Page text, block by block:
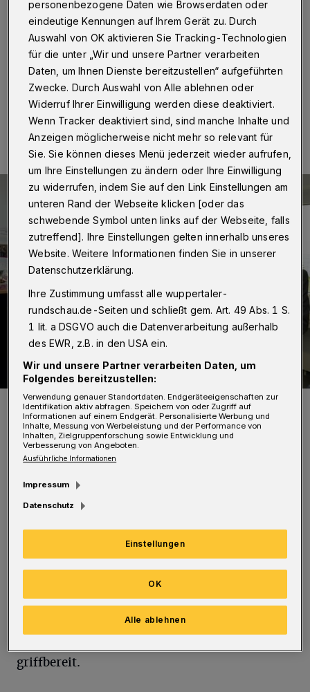
Wuppertal
Ab sofort werden Patienten aus allen acht
Einrichtungen der Diakonischen Altenhilfe Wuppertal
für einen Klinikaufenthalt mit einem von 25 speziellen
Patientenkoffern ausgestattet.
Eine Minute Lesezeit
Das Bild zeigt (von li.) Christine Vieweg und Cornelia-Maria Schott
(Geschäftsführerinnen der Diakonischen Altenhilfe), Donate
Degenhardt vom Qualitätsmanagement der Diakonischen Altenhilfe
sowie Jens Domke (Assistenz der Pflegedirektion des Helios-
Klinikums) und Norbert Palm, stellvertretender Helios-
Pflegedirektor.
Darin sind wichtige Dinge, nach denen oft
lange gesucht wird — etwa
Krankenversicherungskarte,
Patientenverfügung, Tabletten, Brille,
griffbereit.
personenbezogene Daten wie Browserdaten oder
eindeutige Kennungen auf Ihrem Gerät zu. Durch
Auswahl von OK aktivieren Sie Tracking-Technologien
für die unter „Wir und unsere Partner verarbeiten
Daten, um Ihnen Dienste bereitzustellen“ aufgeführten
Zwecke. Durch Auswahl von Alle ablehnen oder
Widerruf Ihrer Einwilligung werden diese deaktiviert.
Wenn Tracker deaktiviert sind, sind manche Inhalte und
Anzeigen möglicherweise nicht mehr so relevant für
Sie. Sie können dieses Menü jederzeit wieder aufrufen,
um Ihre Einstellungen zu ändern oder Ihre Einwilligung
zu widerrufen, indem Sie auf den Link Einstellungen am
unteren Rand der Webseite klicken [oder das
schwebende Symbol unten links auf der Webseite, falls
zutreffend]. Ihre Einstellungen gelten innerhalb unseres
Website. Weitere Informationen finden Sie in unserer
Datenschutzerklärung.
Ihre Zustimmung umfasst alle wuppertaler-
rundschau.de-Seiten und schließt gem. Art. 49 Abs. 1 S.
1 lit. a DSGVO auch die Datenverarbeitung außerhalb
des EWR, z.B. in den USA ein.
Wir und unsere Partner verarbeiten Daten, um
Folgendes bereitzustellen:
Verwendung genauer Standortdaten. Endgeräteeigenschaften zur
Identifikation aktiv abfragen. Speichern von oder Zugriff auf
Informationen auf einem Endgerät. Personalisierte Werbung und
Inhalte, Messung von Werbeleistung und der Performance von
Inhalten, Zielgruppenforschung sowie Entwicklung und
Verbesserung von Angeboten.
Ausführliche Informationen
Impressum
Datenschutz
Einstellungen
Alle ablehnen
OK